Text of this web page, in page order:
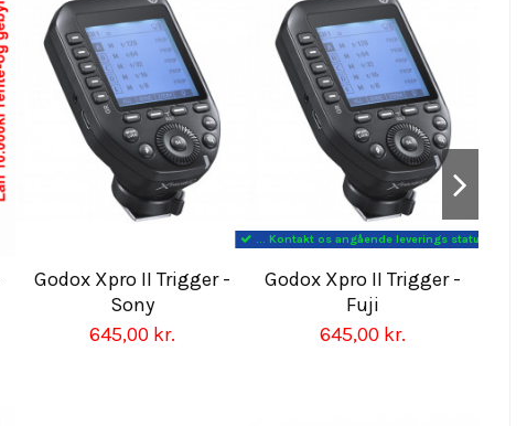
Godox Xpro II Trigger -
Sony
645,00 kr.
... Kontakt os angående leverings status
Godox Xpro II Trigger -
Fuji
645,00 kr.